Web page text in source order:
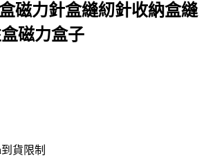
磁力針盒縫紉針收納盒縫
磁力盒子
貨限制